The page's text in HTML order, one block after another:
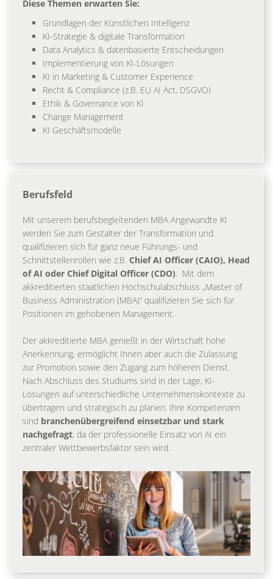
Diese Themen erwarten Sie:
Grundlagen der Künstlichen Intelligenz
KI-Strategie & digitale Transformation
Data Analytics & datenbasierte Entscheidungen
Implementierung von KI-Lösungen
KI in Marketing & Customer Experience
Recht & Compliance (z.B. EU AI Act, DSGVO)
Ethik & Governance von KI
Change Management
KI Geschäftsmodelle
Berufsfeld
Mit unserem berufsbegleitenden MBA Angewandte KI
werden Sie zum Gestalter der Transformation und
qualifizieren sich für ganz neue Führungs- und
Schnittstellenrollen wie z.B. Chief AI Officer (CAIO), Head
of AI oder Chief Digital Officer (CDO) . Mit dem
akkreditierten staatlichen Hochschulabschluss „Master of
Business Administration (MBA)“ qualifizieren Sie sich für
Positionen im gehobenen Management.
Der akkreditierte MBA genießt in der Wirtschaft hohe
Anerkennung, ermöglicht Ihnen aber auch die Zulassung
zur ­Promotion sowie den Zugang zum höheren Dienst.
Nach Abschluss des Studiums sind in der Lage, KI-
Lösungen auf unterschiedliche Unternehmenskontexte zu
übertragen und strategisch zu planen. Ihre Kompetenzen
sind branchenübergreifend einsetzbar und stark
nachgefragt, da der professionelle Einsatz von AI ein
zentraler Wettbewerbsfaktor sein wird.